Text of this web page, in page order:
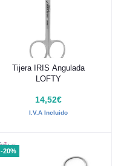
Añadir al carrito
Tijera IRIS Angulada
LOFTY
14,52€
I.V.A Incluido
-20%